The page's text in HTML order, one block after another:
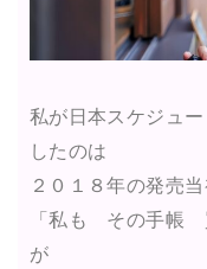
私が日本スケジュ
したのは
２０１８年の発売
「私も その手帳
が